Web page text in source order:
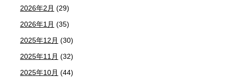
2026年2月 (29)
2026年1月 (35)
2025年12月 (30)
2025年11月 (32)
2025年10月 (44)